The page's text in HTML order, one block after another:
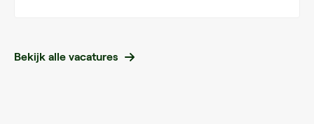
Bekijk alle vacatures